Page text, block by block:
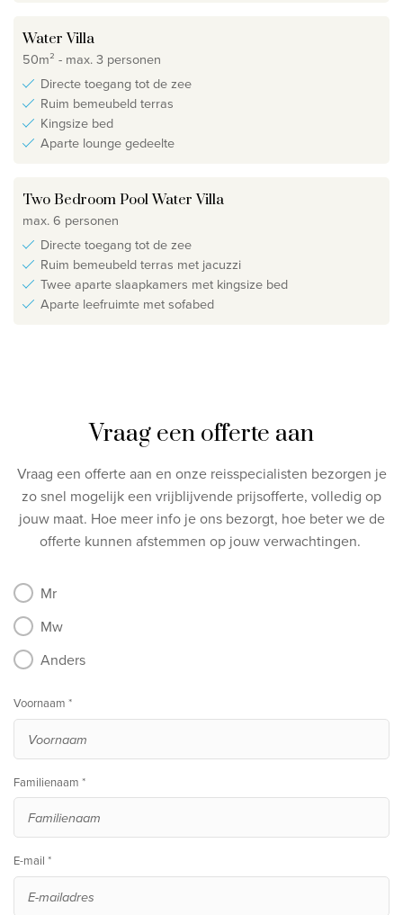
Water Villa
50m² - max. 3 personen
Directe toegang tot de zee
Ruim bemeubeld terras
Kingsize bed
Aparte lounge gedeelte
Two Bedroom Pool Water Villa
max. 6 personen
Directe toegang tot de zee
Ruim bemeubeld terras met jacuzzi
Twee aparte slaapkamers met kingsize bed
Aparte leefruimte met sofabed
Vraag een offerte aan
Vraag een offerte aan en onze reisspecialisten bezorgen je
zo snel mogelijk een vrijblijvende prijsofferte, volledig op
jouw maat. Hoe meer info je ons bezorgt, hoe beter we de
offerte kunnen afstemmen op jouw verwachtingen.
Mr
Mw
Anders
Voornaam *
Familienaam *
E-mail *